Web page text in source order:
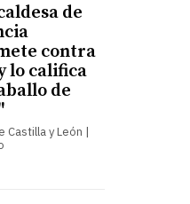
de
contra
lo califica
de
Castilla y León |